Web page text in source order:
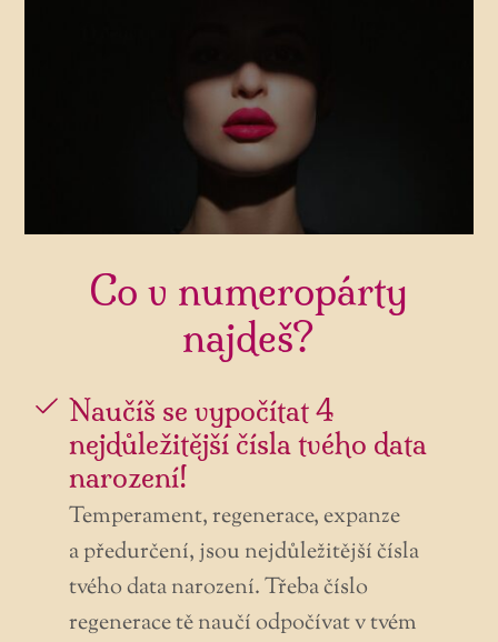
Co v numeropárty
najdeš?
Naučíš se vypočítat 4
nejdůležitější čísla tvého data
narození!
Temperament, regenerace, expanze
a předurčení, jsou nejdůležitější čísla
tvého data narození. Třeba číslo
regenerace tě naučí odpočívat v tvém